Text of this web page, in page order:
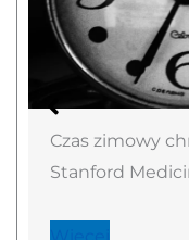
Czas zimowy
Stanford